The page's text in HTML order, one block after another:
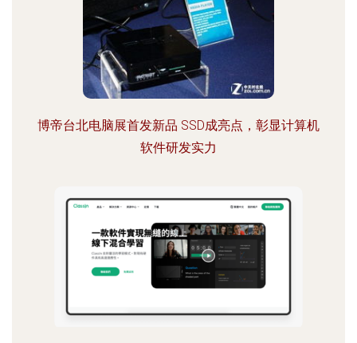
博帝台北电脑展首发新品 SSD成亮点，彰显计算机
软件研发实力